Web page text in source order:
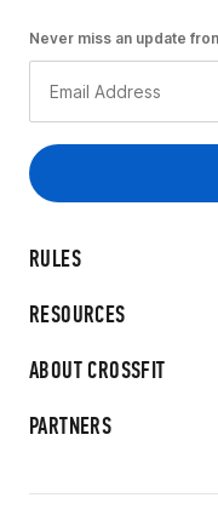
RULES
RESOURCES
ABOUT CROSSFIT
PARTNERS
Never miss an update